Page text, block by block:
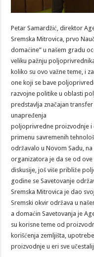
Petar Samardžić, direktor
Sremska Mitrovica, prvo
domaćine” u našem gradu
veliku pažnju
koliko su ovo važne teme, i za
one koji se bave
razvojne politike u oblasti
predstavlja značajan
unapređenja
poljoprivredne proizvodnje
primenu savremenih
održavalo u Novom Sadu,
organizatora je da se od
diskusije, još više približe
godine se Savetovanje
Sremska Mitrovica je dao
Sremski okvir održava u
a domaćin Savetovanja je
su korisne teme od
korišćenja zemljišta,
proizvodnje u eri sve